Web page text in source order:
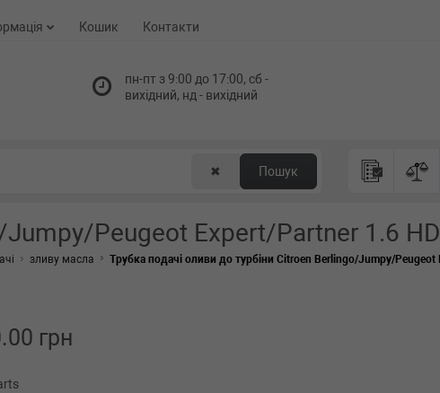
Кошик Контакти
пн-пт з 9:00 до 17:00, сб -
вихідний, нд - вихідний
✖ Пошук
Jumpy/Peugeot Expert/Partner 1.6
зливу масла Трубка подачі оливи до турбіни Citroen Berlingo/Jumpy/Peugeot
грн